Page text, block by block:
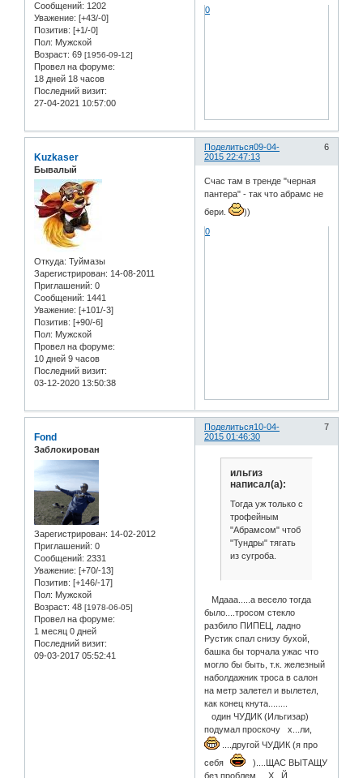
Сообщений: 1202
Уважение: [+43/-0]
Позитив: [+1/-0]
Пол: Мужской
Возраст: 69 [1956-09-12]
Провел на форуме:
18 дней 18 часов
Последний визит:
27-04-2021 10:57:00
0
Поделиться 6
09-04-
2015 22:47:13
Kuzkaser
Бывалый
Откуда: Туймазы
Зарегистрирован: 14-08-2011
Приглашений: 0
Сообщений: 1441
Уважение: [+101/-3]
Позитив: [+90/-6]
Пол: Мужской
Провел на форуме:
10 дней 9 часов
Последний визит:
03-12-2020 13:50:38
Счас там в тренде "черная
пантера" - так что абрамс не
бери.
))
0
Поделиться 7
10-04-
2015 01:46:30
Fond
Заблокирован
Зарегистрирован: 14-02-2012
Приглашений: 0
Сообщений: 2331
Уважение: [+70/-13]
Позитив: [+146/-17]
Пол: Мужской
Возраст: 48 [1978-06-05]
Провел на форуме:
1 месяц 0 дней
Последний визит:
09-03-2017 05:52:41
ильгиз
написал(а):
Тогда уж только с
трофейным
"Абрамсом" чтоб
"Тундры" тягать
из сугроба.
Мдааа.....а весело тогда
было....тросом стекло
разбило ПИПЕЦ, ладно
Рустик спал снизу бухой,
башка бы торчала ужас что
могло бы быть, т.к. железный
наболдажник троса в салон
на метр залетел и вылетел,
как конец кнута........
один ЧУДИК (Ильгизар)
подумал проскочу х...ли,
....другой ЧУДИК (я про
себя
)....ЩАС ВЫТАЩУ
без проблем.....Х...Й